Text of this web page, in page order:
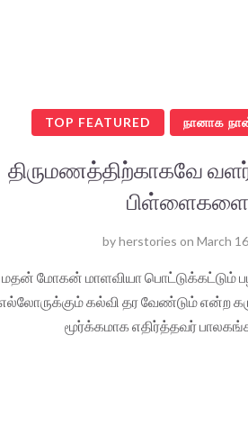
TOP FEATURED நானாக
திருமணத்திற்காகவே
byherstories on March
மதன் மோகன் மாளவியா பொட்டுக்கட்டும்
கல்வி தர வேண்டும் என்ற
மூர்க்கமாக எதிர்த்தவர்